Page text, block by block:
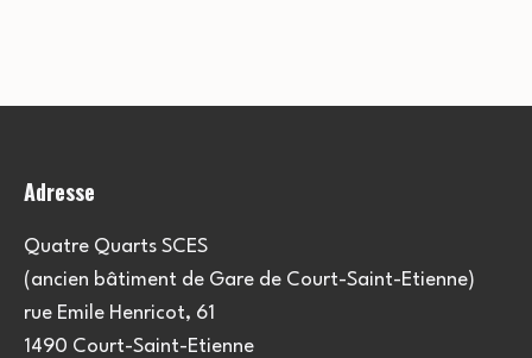
l
t
e
m
n
t
s
Adresse
Quatre Quarts SCES
(ancien bâtiment de Gare de Court-Saint-Etienne)
rue Emile Henricot, 61
1490 Court-Saint-Etienne